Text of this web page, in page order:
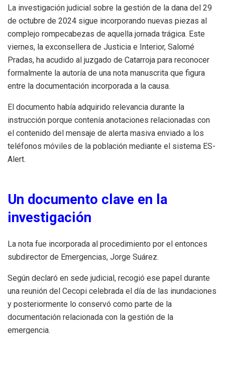
La investigación judicial sobre la gestión de la dana del 29
de octubre de 2024 sigue incorporando nuevas piezas al
complejo rompecabezas de aquella jornada trágica. Este
viernes, la exconsellera de Justicia e Interior, Salomé
Pradas, ha acudido al juzgado de Catarroja para reconocer
formalmente la autoría de una nota manuscrita que figura
entre la documentación incorporada a la causa.
El documento había adquirido relevancia durante la
instrucción porque contenía anotaciones relacionadas con
el contenido del mensaje de alerta masiva enviado a los
teléfonos móviles de la población mediante el sistema ES-
Alert.
Un documento clave en la
investigación
La nota fue incorporada al procedimiento por el entonces
subdirector de Emergencias, Jorge Suárez.
Según declaró en sede judicial, recogió ese papel durante
una reunión del Cecopi celebrada el día de las inundaciones
y posteriormente lo conservó como parte de la
documentación relacionada con la gestión de la
emergencia.